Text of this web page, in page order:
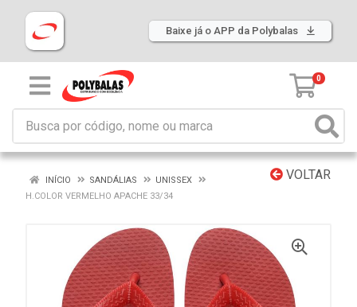
Baixe já o APP da Polybalas
0
VOLTAR
INÍCIO SANDÁLIAS
UNISSEX
H.COLOR VERMELHO APACHE 33/34